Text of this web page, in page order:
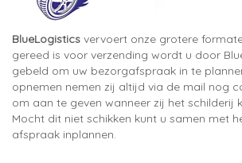
BlueLogistics vervoert onze grotere
gereed is voor verzending wordt u door
gebeld om uw bezorgafspraak in te
opnemen nemen zij altijd via de mail nog
om aan te geven wanneer zij het schilderij
Mocht dit niet schikken kunt u samen met
afspraak inplannen.